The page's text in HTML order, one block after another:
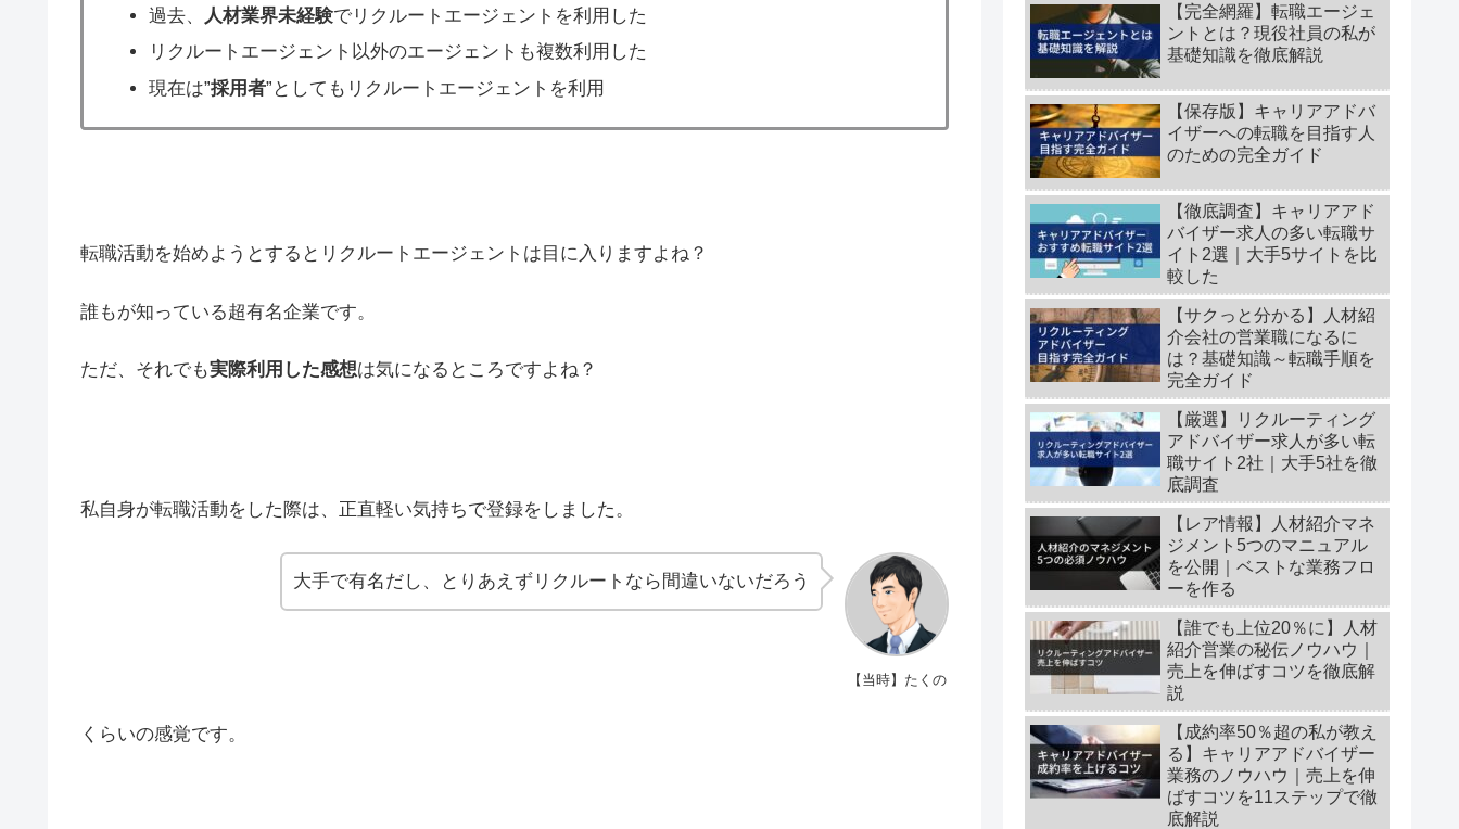
過去、 人材業界未経験でリクルートエージェントを利用した
リクルートエージェント以外のエージェントも複数利用した
現在は”採用者”としてもリクルートエージェントを利用
転職活動を始めようとするとリクルートエージェントは目に入りますよね？
誰もが知っている超有名企業です。
ただ、それでも実際利用した感想は気になるところですよね？
私自身が転職活動をした際は、正直軽い気持ちで登録をしました。
【当時】たくの
大手で有名だし、とりあえずリクルートなら間違いないだろう
くらいの感覚です。
【完全網羅】転職エージェ
ントとは？現役社員の私が
基礎知識を徹底解説
【保存版】キャリアアドバ
イザーへの転職を目指す人
のための完全ガイド
【徹底調査】キャリアアド
バイザー求人の多い転職サ
イト2選｜大手5サイトを比
較した
【サクっと分かる】人材紹
介会社の営業職になるに
は？基礎知識～転職手順を
完全ガイド
【厳選】リクルーティング
アドバイザー求人が多い転
職サイト2社｜大手5社を徹
底調査
【レア情報】人材紹介マネ
ジメント5つのマニュアル
を公開｜ベストな業務フロ
ーを作る
【誰でも上位20％に】人材
紹介営業の秘伝ノウハウ｜
売上を伸ばすコツを徹底解
説
【成約率50％超の私が教え
る】キャリアアドバイザー
業務のノウハウ｜売上を伸
ばすコツを11ステップで徹
底解説